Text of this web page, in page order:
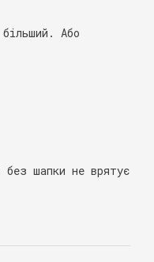
Або
шапки не врятує